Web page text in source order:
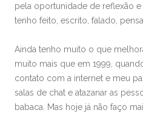
pela oportunidade de reflexão
tenho feito, escrito, falado,
Ainda tenho muito o que
muito mais que em 1999,
contato com a internet e meu
salas de chat e atazanar as
babaca. Mas hoje já não faço